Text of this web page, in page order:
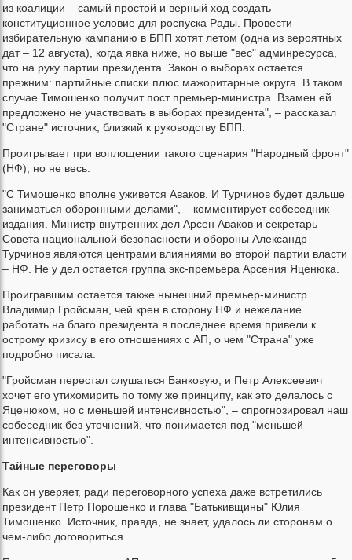
из коалиции – самый простой и верный ход создать
конституционное условие для роспуска Рады. Провести
избирательную кампанию в БПП хотят летом (одна из вероятных
дат – 12 августа), когда явка ниже, но выше "вес" админресурса,
что на руку партии президента. Закон о выборах остается
прежним: партийные списки плюс мажоритарные округа. В таком
случае Тимошенко получит пост премьер-министра. Взамен ей
предложено не участвовать в выборах президента", – рассказал
"Стране" источник, близкий к руководству БПП.
Проигрывает при воплощении такого сценария "Народный фронт"
(НФ), но не весь.
"С Тимошенко вполне уживется Аваков. И Турчинов будет дальше
заниматься оборонными делами", – комментирует собеседник
издания. Министр внутренних дел Арсен Аваков и секретарь
Совета национальной безопасности и обороны Александр
Турчинов являются центрами влияниями во второй партии власти
– НФ. Не у дел остается группа экс-премьера Арсения Яценюка.
Проигравшим остается также нынешний премьер-министр
Владимир Гройсман, чей крен в сторону НФ и нежелание
работать на благо президента в последнее время привели к
острому кризису в его отношениях с АП, о чем "Страна" уже
подробно писала.
"Гройсман перестал слушаться Банковую, и Петр Алексеевич
хочет его утихомирить по тому же принципу, как это делалось с
Яценюком, но с меньшей интенсивностью", – спрогнозировал наш
собеседник без уточнений, что понимается под "меньшей
интенсивностью".
Тайные переговоры
Как он уверяет, ради переговорного успеха даже встретились
президент Петр Порошенко и глава "Батькивщины" Юлия
Тимошенко. Источник, правда, не знает, удалось ли сторонам о
чем-либо договориться.